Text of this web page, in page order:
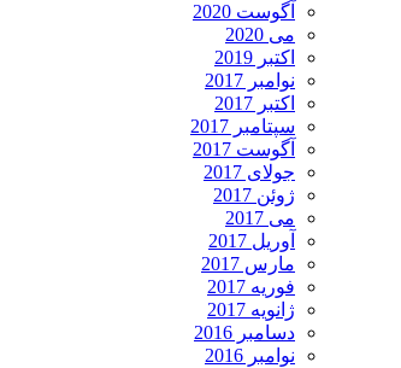
آگوست 2020
می 2020
اکتبر 2019
نوامبر 2017
اکتبر 2017
سپتامبر 2017
آگوست 2017
جولای 2017
ژوئن 2017
می 2017
آوریل 2017
مارس 2017
فوریه 2017
ژانویه 2017
دسامبر 2016
نوامبر 2016